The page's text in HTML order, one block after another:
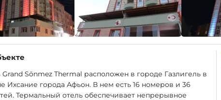
Sönmez Thermal расположен в городе Газлигель в
Ихсание города Афьон. В нем есть 16 номеров и 36
Термальный отель обеспечивает непрерывное